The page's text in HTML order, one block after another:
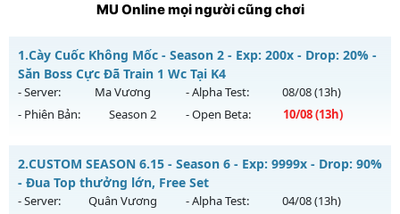
MU Online mọi người cũng chơi
1.Cày Cuốc Không Mốc - Season 2 - Exp: 200x - Drop: 20% -
Săn Boss Cực Đã Train 1 Wc Tại K4
- Server: Ma Vương - Alpha Test: 08/08(13h)
- Phiên Bản:
Season 2 - Open Beta: 10/08(13h)
Mu mới ra tháng 08 2026 - Mở máy chủ
ngày 10/08/2626
2.CUSTOM SEASON 6.15 - Season 6 - Exp: 9999x - Drop: 90%
- Đua Top thưởng lớn, Free Set
- Server: Quân Vương - Alpha Test: 04/08(13h)